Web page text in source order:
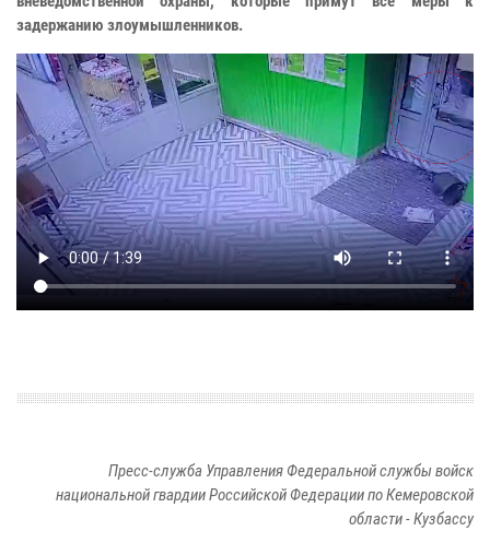
задержанию злоумышленников.
Пресс-служба Управления Федеральной службы войск
национальной гвардии Российской Федерации по Кемеровской
области - Кузбассу